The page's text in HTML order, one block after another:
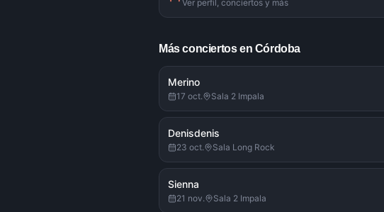
Ver perfil, conciertos y más
Más conciertos en Córdoba
Merino
17 oct. Sala 2 Impala
Denisdenis
23 oct. Sala Long Rock
Sienna
21 nov. Sala 2 Impala